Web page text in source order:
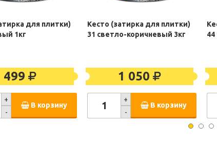
для плитки)
1кг
499
+
-
В корзину
Кесто (затирка для плитки)
31 светло-коричневый 3кг
1 050
+
-
В корзину